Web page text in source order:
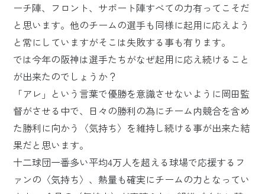
ーチ陣、フロント、サポート陣すべての力有ってこそだ
と思います。他のチームの選手も同様に起用に応えよう
と常にしていますがそこは失敗する事も有ります。
では今年の阪神は選手たちがなぜ起用に応え続けること
が出来たのでしょうか？
「アレ」という言葉で優勝を意識させないように岡田監
督がさせる中で、日々の勝利の為にチーム内競合を含め
た勝利に向かう〈気持ち〉を維持し続ける事が出来た結
果だと思います。
十二球団一番多い平均4万人を超える球場で応援するフ
ァンの〈気持ち〉、熱量も確実にチームの力となってい